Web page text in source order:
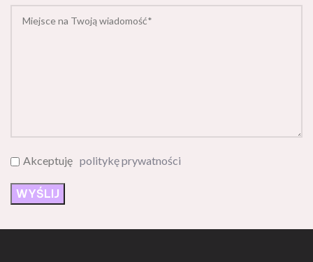
Akceptuję politykę prywatności